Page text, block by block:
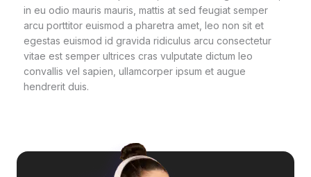
in eu odio mauris mauris, mattis at sed feugiat semper
arcu porttitor euismod a pharetra amet, leo non sit et
egestas euismod id gravida ridiculus arcu consectetur
vitae est semper ultrices cras vulputate dictum leo
convallis vel sapien, ullamcorper ipsum et augue
hendrerit duis.